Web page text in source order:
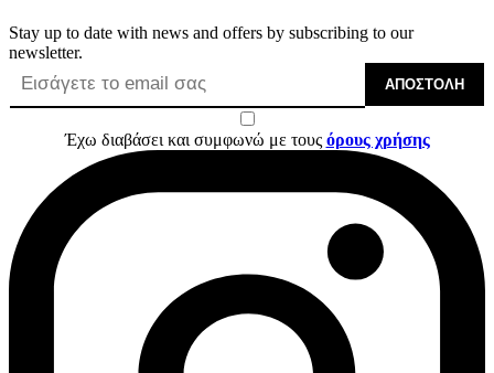
Stay up to date with news and offers by subscribing to our
newsletter.
ΑΠΟΣΤΟΛΉ
Έχω διαβάσει και συμφωνώ με τους όρους χρήσης